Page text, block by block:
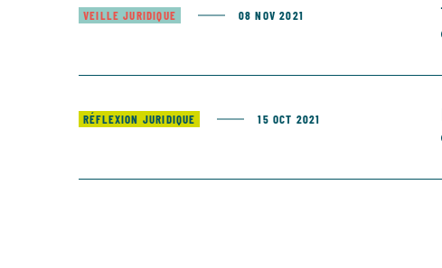
VEILLE JURIDIQUE 08 NOV 2021
RÉFLEXION JURIDIQUE 15 OCT 2021